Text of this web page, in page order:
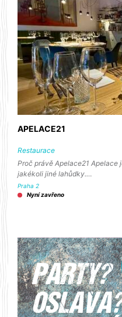
APELACE21
Restaurace
Proč právě Apelace21 Apelace
jakékoli jiné lahůdky.…
Praha 2
Nyní zavřeno